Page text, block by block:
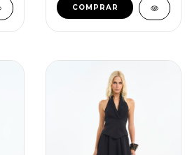
COMPRAR